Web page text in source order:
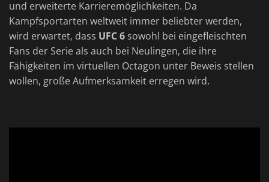
und erweiterte Karrieremöglichkeiten. Da
Kampfsportarten weltweit immer beliebter werden,
wird erwartet, dass UFC 6 sowohl bei eingefleischten
Fans der Serie als auch bei Neulingen, die ihre
Fähigkeiten im virtuellen Octagon unter Beweis stellen
wollen, große Aufmerksamkeit erregen wird.